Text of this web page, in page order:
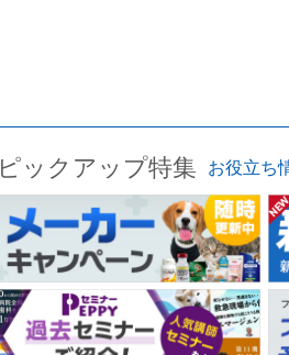
ピックアップ特集 お役立ち